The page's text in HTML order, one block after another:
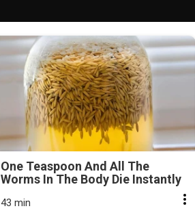
One Teaspoon And All The
Worms In The Body Die Instantly
43 min